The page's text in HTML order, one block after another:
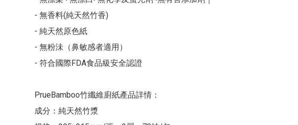
- 無香料(純天然竹香)
- 純天然原色紙
- 無粉沬（鼻敏感者適用）
- 符合國際FDA食品級安全認證
PrueBamboo竹纖維廚紙產品詳情：
成分：純天然竹漿